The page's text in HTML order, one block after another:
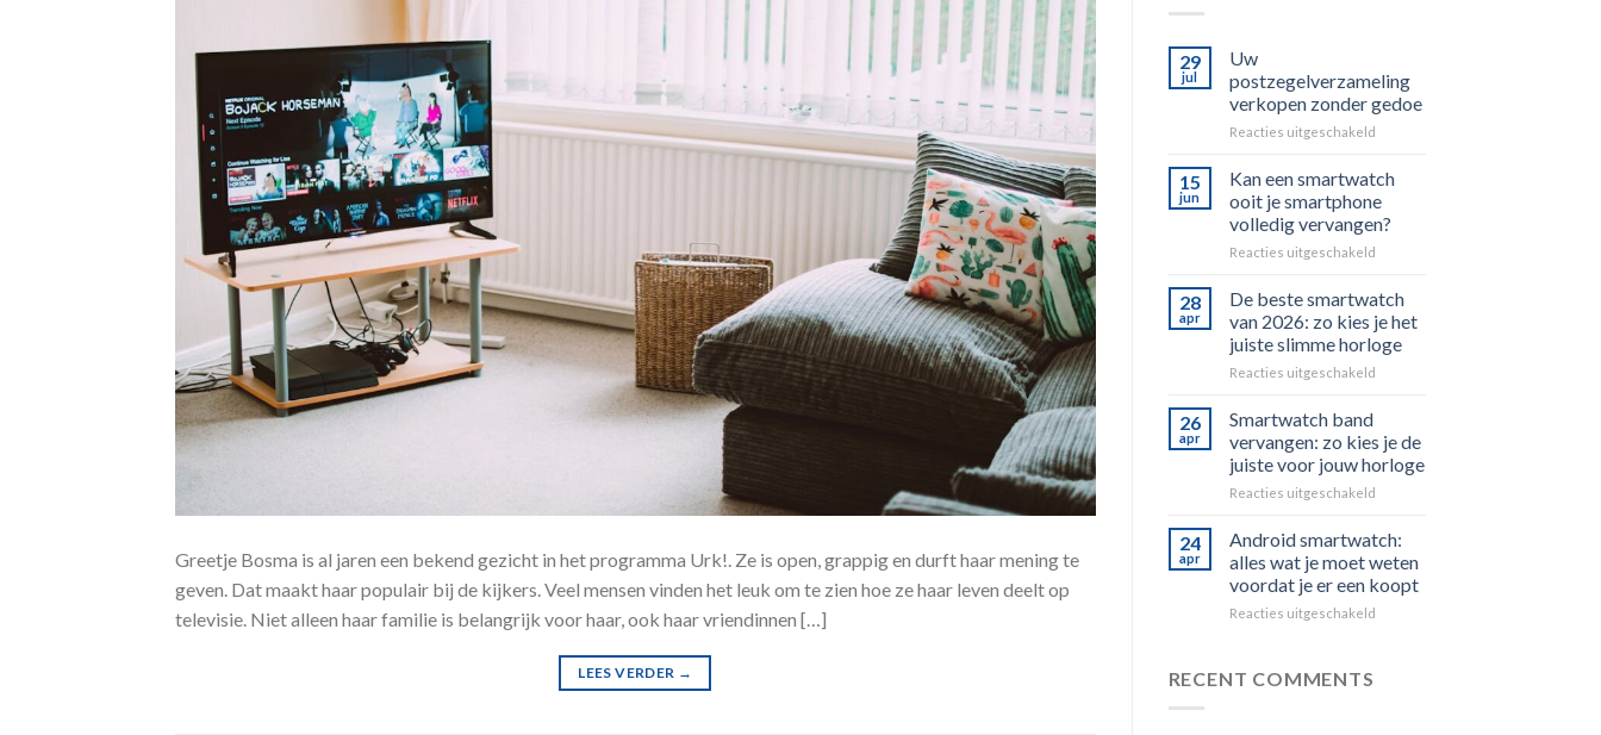
Greetje Bosma is al jaren een bekend gezicht in het programma Urk!. Ze is open, grappig en durft haar mening te
geven. Dat maakt haar populair bij de kijkers. Veel mensen vinden het leuk om te zien hoe ze haar leven deelt op
televisie. Niet alleen haar familie is belangrijk voor haar, ook haar vriendinnen […]
LEES VERDER →
29
jul
Uw
postzegelverzameling
verkopen zonder gedoe
Reacties uitgeschakeldvoor
postzegelverzameling
zonder
gedoe
15
jun
Kan een smartwatch
ooit je smartphone
volledig vervangen?
Reacties uitgeschakeldvoor
een
ooit
je
28
apr
De beste smartwatch
van 2026: zo kies je het
juiste slimme horloge
Reacties uitgeschakeldvoor
van
2026:
je
het
juiste
slimme
26
apr
Smartwatch band
vervangen: zo kies je de
juiste voor jouw horloge
Reacties uitgeschakeldvoor
band
zo
kies
24
apr
Android smartwatch:
alles wat je moet weten
voordat je er een koopt
Reacties uitgeschakeldvoor
RECENT COMMENTS